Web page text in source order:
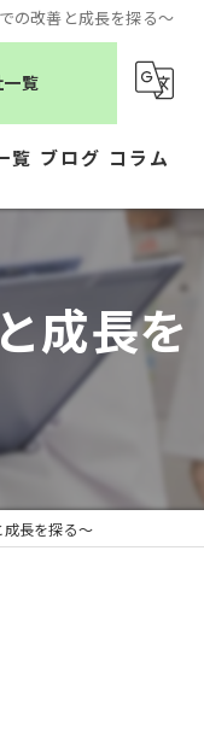
の改善と成長を探る〜
覧
覧
メディカルネット
ェムス
もめ薬局
トレーフル
ブログ コラム
成長を
長を探る〜